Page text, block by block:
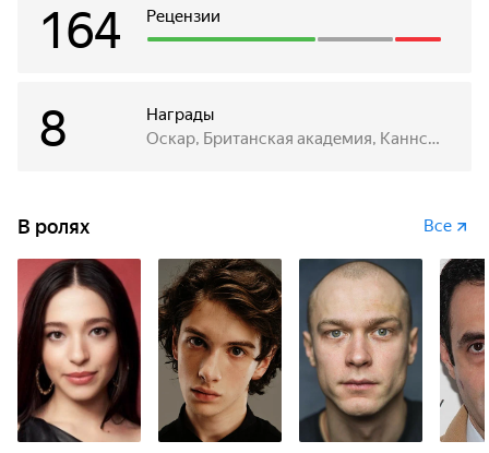
Рецензии
164
Награды
8 Оскар, Британская академия, Каннский кинофестиваль
В ролях Все